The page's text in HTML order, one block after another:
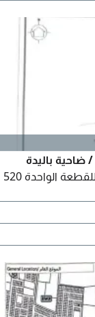
ضاحية باليدة
كورنر أرضي + اثنين 267.5 متر 266.1 متر السعر للقطعة الواحدة 520